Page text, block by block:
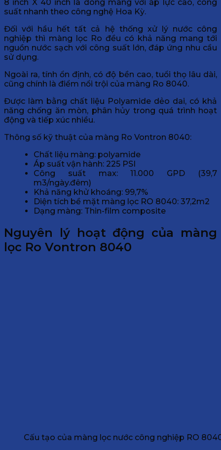
8 inch X 40 inch là dòng màng với áp lực cao, công
suất nhanh theo công nghệ Hoa Kỳ.
Đối với hầu hết tất cả hệ thống xử lý nước công
nghiệp thì màng lọc Ro đều có khả năng mang tới
nguồn nước sạch với công suất lớn, đáp ứng nhu cầu
sử dụng.
Ngoài ra, tính ổn định, có độ bền cao, tuổi thọ lâu dài,
cũng chính là điểm nổi trội của màng Ro 8040.
Được làm bằng chất liệu Polyamide dẻo dai, có khả
năng chống ăn mòn, phân hủy trong quá trình hoạt
động và tiếp xúc nhiều.
Thông số kỹ thuật của màng Ro Vontron 8040:
Chất liệu màng: polyamide
Áp suất vận hành: 225 PSI
Công suất max: 11.000 GPD (39,7
m3/ngày.đêm)
Khả năng khử khoáng: 99,7%
Diện tích bề mặt màng lọc RO 8040: 37,2m2
Dạng màng: Thin-film composite
Nguyên lý hoạt động của màng
lọc Ro Vontron 8040
Cấu tạo của màng lọc nước công nghiệp RO